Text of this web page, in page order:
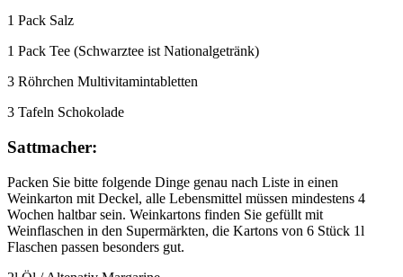
1 Pack Salz
1 Pack Tee (Schwarztee ist Nationalgetränk)
3 Röhrchen Multivitamintabletten
3 Tafeln Schokolade
Sattmacher:
Packen Sie bitte folgende Dinge genau nach Liste in einen
Weinkarton mit Deckel, alle Lebensmittel müssen mindestens 4
Wochen haltbar sein. Weinkartons finden Sie gefüllt mit
Weinflaschen in den Supermärkten, die Kartons von 6 Stück 1l
Flaschen passen besonders gut.